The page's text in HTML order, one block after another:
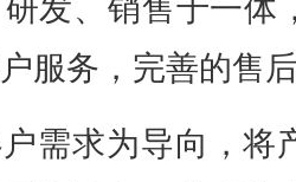
发、销售于一体
服务，完善的售
需求为导向，将